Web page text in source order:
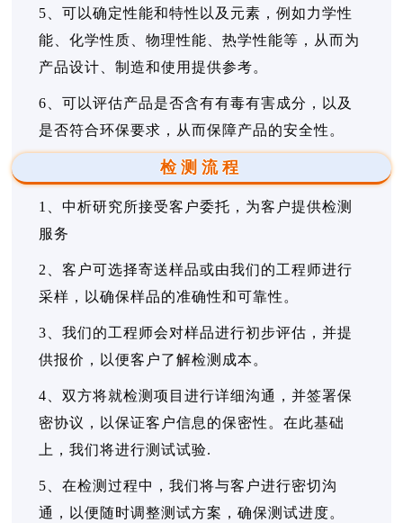
5、可以确定性能和特性以及元素，例如力学性
能、化学性质、物理性能、热学性能等，从而为
产品设计、制造和使用提供参考。
6、可以评估产品是否含有有毒有害成分，以及
是否符合环保要求，从而保障产品的安全性。
检测流程
1、中析研究所接受客户委托，为客户提供检测
服务
2、客户可选择寄送样品或由我们的工程师进行
采样，以确保样品的准确性和可靠性。
3、我们的工程师会对样品进行初步评估，并提
供报价，以便客户了解检测成本。
4、双方将就检测项目进行详细沟通，并签署保
密协议，以保证客户信息的保密性。在此基础
上，我们将进行测试试验.
5、在检测过程中，我们将与客户进行密切沟
通，以便随时调整测试方案，确保测试进度。